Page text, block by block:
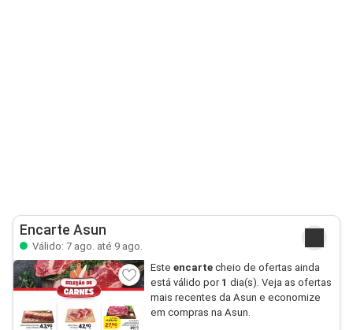
Encarte Asun
Válido: 7 ago. até 9 ago.
Este encartecheio de ofertas ainda
está válido por 1 dia(s). Veja as ofertas
mais recentes da Asun e economize
em compras na Asun.